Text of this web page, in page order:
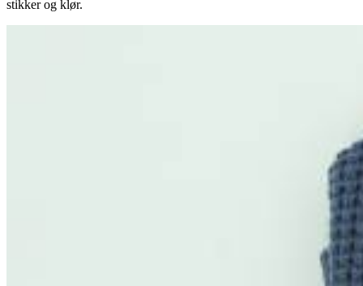
stikker og klør.